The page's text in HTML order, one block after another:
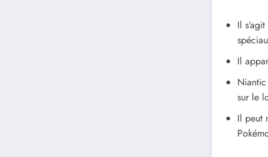
Il s’agit
Il
sur le
Il peut